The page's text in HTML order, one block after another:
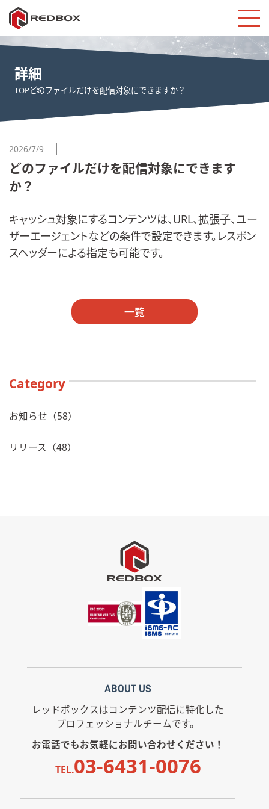
詳細
TOPどのファイルだけを配信対象にできますか？
2026/7/9
どのファイルだけを配信対象にできます
か？
キャッシュ対象にするコンテンツは、URL、拡張子、ユー
ザーエージェントなどの条件で設定できます。レスポン
スヘッダーによる指定も可能です。
一覧
Category
お知らせ（58）
リリース（48）
ABOUT US
レッドボックスはコンテンツ配信に特化した
プロフェッショナルチームです。
お電話でもお気軽にお問い合わせください！
TEL.03-6431-0076